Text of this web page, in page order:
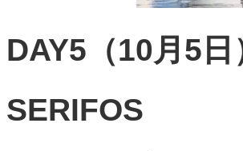
DAY5（10月5日
SERIFOS